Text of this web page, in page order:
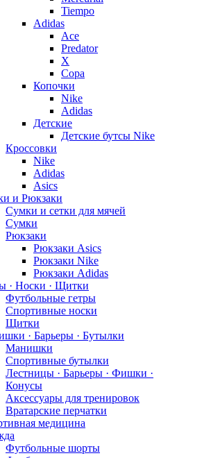
Tiempo
Adidas
Ace
Predator
X
Copa
Копочки
Nike
Adidas
Детские
Детские бутсы Nike
Кроссовки
Nike
Adidas
Asics
и Рюкзаки
Сумки и сетки для мячей
Сумки
Рюкзаки
Рюкзаки Asics
Рюкзаки Nike
Рюкзаки Adidas
· Носки · Щитки
Футбольные гетры
Спортивные носки
Щитки
· Барьеры · Бутылки
Манишки
Спортивные бутылки
Лестницы · Барьеры · Фишки ·
Конусы
Аксессуары для тренировок
Вратарские перчатки
медицина
Футбольные шорты